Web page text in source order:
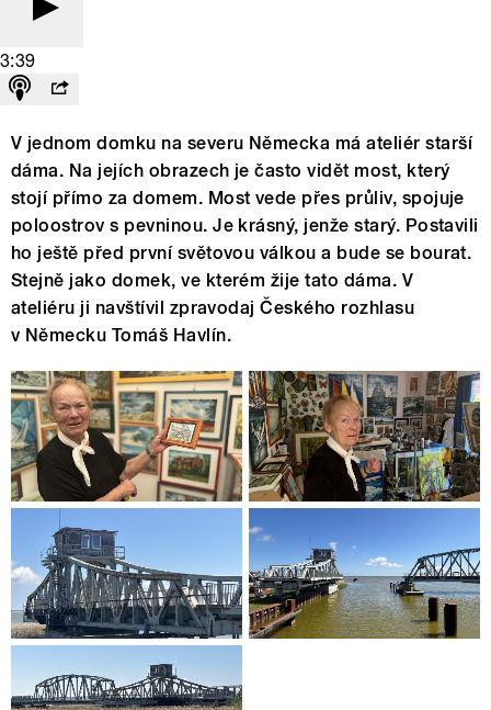
3:39
V jednom domku na severu Německa má ateliér starší
dáma. Na jejích obrazech je často vidět most, který
stojí přímo za domem. Most vede přes průliv, spojuje
poloostrov s pevninou. Je krásný, jenže starý. Postavili
ho ještě před první světovou válkou a bude se bourat.
Stejně jako domek, ve kterém žije tato dáma. V
ateliéru ji navštívil zpravodaj Českého rozhlasu
v Německu Tomáš Havlín.